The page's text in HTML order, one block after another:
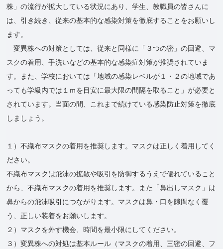
株」の流行が拡大している状況にあり、学生、教職員の皆さんに
は、引き続き、従来の基本的な感染対策を徹底することをお願いし
ます。
変異株への対策としては、従来と同様に「３つの密」の回避、マ
スクの着用、手洗いなどの基本的な感染症対策が推奨されていま
す。また、学校においては「地域の感染レベルが１・２の地域であ
っても学級内では１ｍを目安に最大限の間隔を取ること」が必要と
されています。当面の間、これまで続けている感染防止対策を徹底
しましょう。
１）不織布マスクの着用を推奨します。マスクは正しく着用してく
ださい。
不織布マスクは飛沫の拡散や吸引を防御するうえで優れていること
から、不織布マスクの着用を推奨します。また「鼻出しマスク」は
鼻からの飛沫吸引につながります。マスクは鼻・口を隙間なく覆
う、正しい装着をお願いします。
２）マスクを外す機会、時間を最小限にしてください。
３）変異株への対処は基本ルール（マスクの着用、三密の回避、フ